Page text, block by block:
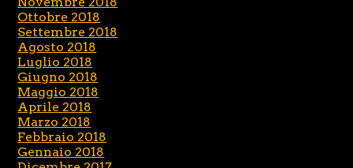
Ottobre 2018
Settembre 2018
Agosto 2018
Luglio 2018
Giugno 2018
Maggio 2018
Aprile 2018
Marzo 2018
Febbraio 2018
Gennaio 2018